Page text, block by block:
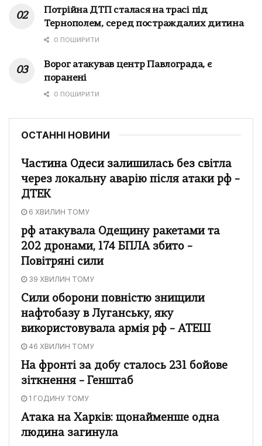
Потрійна ДТП сталася на трасі під
Тернополем, серед постраждалих дитина
0 ПОШИРИТИ
Ворог атакував центр Павлограда, є
поранені
0 ПОШИРИТИ
ОСТАННІ НОВИНИ
Частина Одеси залишилась без світла
через локальну аварію після атаки рф –
ДТЕК
6 ХВИЛИН ТОМУ
рф атакувала Одещину ракетами та
202 дронами, 174 БПЛА збито –
Повітряні сили
39 ХВИЛИН ТОМУ
Сили оборони повністю знищили
нафтобазу в Луганську, яку
використовувала армія рф – АТЕШ
46 ХВИЛИН ТОМУ
На фронті за добу сталось 231 бойове
зіткнення – Генштаб
1 ГОДИНУ ТОМУ
Атака на Харків: щонайменше одна
людина загинула